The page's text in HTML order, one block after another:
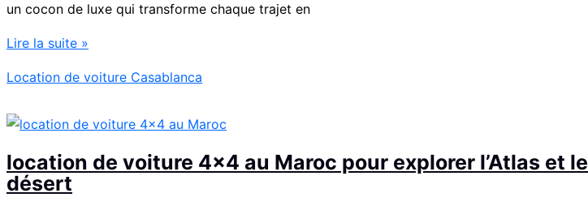
un cocon de luxe qui transforme chaque trajet en
Location
Rover
Casablanca
Lire la suite »
Location de voiture Casablanca
location de voiture 4×4 au Maroc pour explorer l’Atlas et le
désert